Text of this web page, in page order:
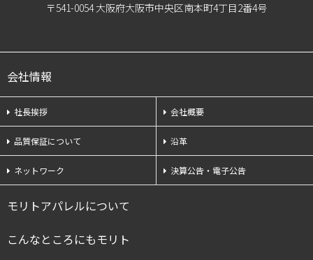
〒541-0054 大阪府大阪市中央区南本町4丁目2番4号
会社情報
社長挨拶 会社概要
品質保証について 沿革
ネットワーク 決算公告・電子公告
モリトアパレルについて
こんなところにもモリト